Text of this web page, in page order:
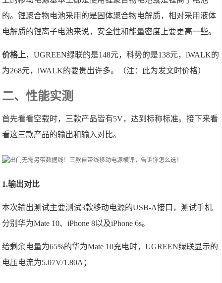
的。锂聚合物电池采用的是固体聚合物电解质，相对采用液体
电解质的锂离子电池来说，安全性和能量密度上要更高一些。
价格上，UGREEN绿联的是148元，科势的是138元，iWALK的
为268元，iWALK的要贵出许多。（注：此为发文时价格）
二、性能实测
首先看看空载时，三款产品皆有5V，达到标称标准。接下来看
看这三款产品的输出和输入对比。
1.输出对比
本次输出测试主要测试3款移动电源的USB-A接口，测试手机
分别华为Mate 10、iPhone 8以及iPhone 6s。
给剩余电量为65%的华为Mate 10充电时，UGREEN绿联显示的
电压电流为5.07V/1.80A；